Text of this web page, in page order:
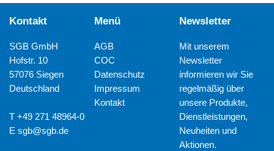
Kontakt
SGB GmbH
Hofstr. 10
57076 Siegen
Deutschland
T +49 271 48964-0
Esgb@sgb.de
Menü
AGB
COC
Datenschutz
Impressum
Kontakt
Newsletter
Mit unserem
Newsletter
informieren wir Sie
regelmäßig über
unsere Produkte,
Dienstleistungen,
Neuheiten und
Aktionen.